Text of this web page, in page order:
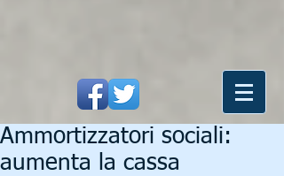
Ammortizzatori sociali:
aumenta la cassa